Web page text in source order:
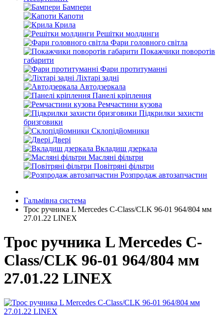
Бампери
Капоти
Крила
Решітки молдинги
Фари головного світла
Покажчики поворотів
габарити
Фари протитуманні
Ліхтарі задні
Автодзеркала
Панелі кріплення
Ремчастини кузова
Підкрилки захисти
бризговики
Склопідйомники
Двері
Вкладиш дзеркала
Масляні фільтри
Повітряні фільтри
Розпродаж автозапчастин
Гальмівна система
Трос ручника L Mercedes C-Class/CLK 96-01 964/804 мм
27.01.22 LINEX
Трос ручника L Mercedes C-
Class/CLK 96-01 964/804 мм
27.01.22 LINEX